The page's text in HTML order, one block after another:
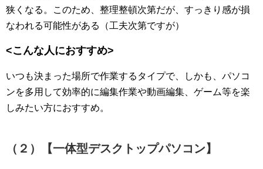
狭くなる。このため、整理整頓次第だが、すっきり感が損
なわれる可能性がある（工夫次第ですが）
<こんな人におすすめ>
いつも決まった場所で作業するタイプで、しかも、パソコ
ンを多用して効率的に編集作業や動画編集、ゲーム等を楽
しみたい方におすすめ。
（２）【一体型デスクトップパソコン】